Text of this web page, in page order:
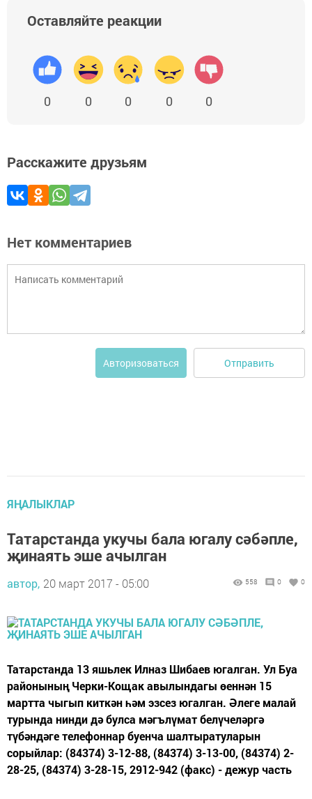
Оставляйте реакции
0 0 0 0 0
Расскажите друзьям
Нет комментариев
Авторизоваться Отправить
ЯҢАЛЫКЛАР
Татарстанда укучы бала югалу сәбәпле,
җинаять эше ачылган
автор, 20 март 2017 - 05:00 558 0 0
Татарстанда 13 яшьлек Илназ Шибаев югалган. Ул Буа
районының Черки-Кощак авылындагы өеннән 15
мартта чыгып киткән һәм эзсез югалган. Әлеге малай
турында нинди дә булса мәгълүмат белүчеләргә
түбәндәге телефоннар буенча шалтыратуларын
сорыйлар: (84374) 3-12-88, (84374) 3-13-00, (84374) 2-
28-25, (84374) 3-28-15, 2912-942 (факс) - дежур часть